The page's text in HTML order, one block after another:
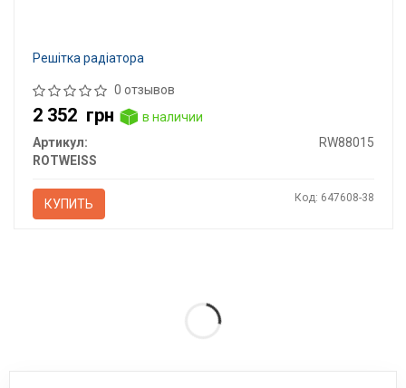
Решітка радіатора
0 отзывов
2 352 грн
в наличии
Артикул:
RW88015
ROTWEISS
КУПИТЬ Код: 647608-38